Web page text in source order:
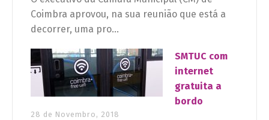
Coimbra aprovou, na sua reunião que está a
decorrer, uma pro...
SMTUC com
internet
gratuita a
bordo
28 de Novembro, 2018